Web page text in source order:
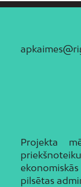
Projekta
pilsētas